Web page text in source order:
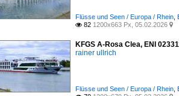
Flüsse und Seen / Europa / Rhein
 82 1200x663 Px, 05.02.2026 
KFGS A-Rosa Clea, ENI
rainer ullrich
Flüsse und Seen / Europa / Rhein